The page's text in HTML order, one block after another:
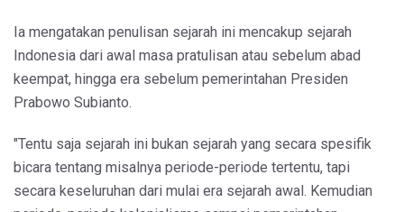
Ia mengatakan penulisan sejarah ini mencakup sejarah
Indonesia dari awal masa pratulisan atau sebelum abad
keempat, hingga era sebelum pemerintahan Presiden
Prabowo Subianto.
"Tentu saja sejarah ini bukan sejarah yang secara spesifik
bicara tentang misalnya periode-periode tertentu, tapi
secara keseluruhan dari mulai era sejarah awal. Kemudian